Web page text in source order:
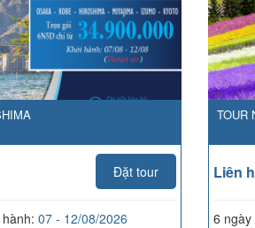
Đặt tour
07 - 12/08/2026
TOUR
Liên
6 ngày